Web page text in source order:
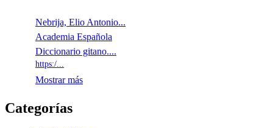
Nebrija, Elio Antonio...
Academia Española
Diccionario gitano....
https:/...
Mostrar más
Categorías